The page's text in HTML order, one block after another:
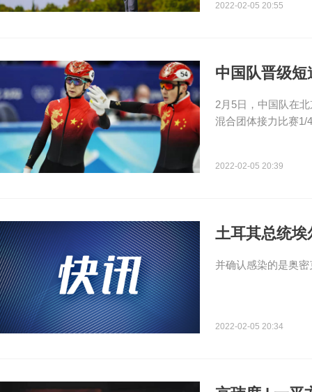
2022-02-05 20:55
中国队晋级
2月5日，中国队在
混合团体接力比赛1/
2022-02-05 20:39
土耳其总统
并确认感染的是奥
2022-02-05 20:34